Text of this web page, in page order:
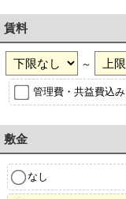
賃料
～
管理費・共益費込み
敷金
なし